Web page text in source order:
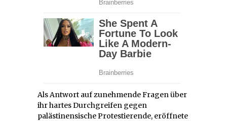
Als Antwort auf zunehmende Fragen über
ihr hartes Durchgreifen gegen
palästinensische Protestierende, eröffnete